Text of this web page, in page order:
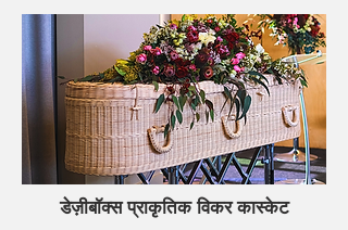
डेज़ीबॉक्स प्राकृतिक विकर कास्केट